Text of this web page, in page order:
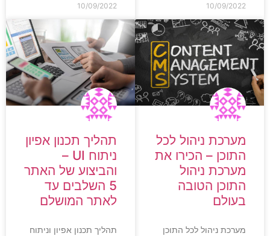
10/09/2022
10/09/2022
מערכת ניהול לכל
התוכן – הכירו את
מערכת ניהול
התוכן הטובה
בעולם
מערכת ניהול לכל התוכן
תהליך תכנון אפיון
ניתוח UI –
והביצוע של האתר
5 השלבים עד
לאתר המושלם
תהליך תכנון אפיון וניתוח